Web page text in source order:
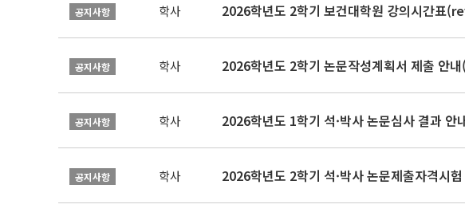
공지사항 학사
공지사항 학사
공지사항 학사 2026학년도 1학기 석·박사 논문심사 결과
공지사항 학사 2026학년도 2학기 석·박사 논문제출자격시